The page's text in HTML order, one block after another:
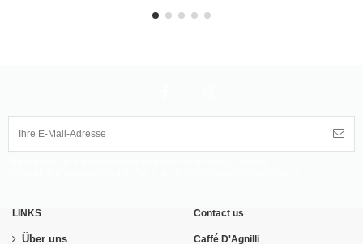
LINKS
Über uns
Contact us
Caffé D'Agnilli